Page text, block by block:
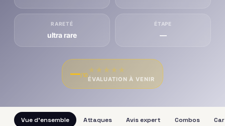
RARETÉ
ultra rare
ÉTAPE
—
—/10
★ ★ ★ ★ ★
ÉVALUATION À VENIR
Vue d'ensemble Attaques Avis expert Combos